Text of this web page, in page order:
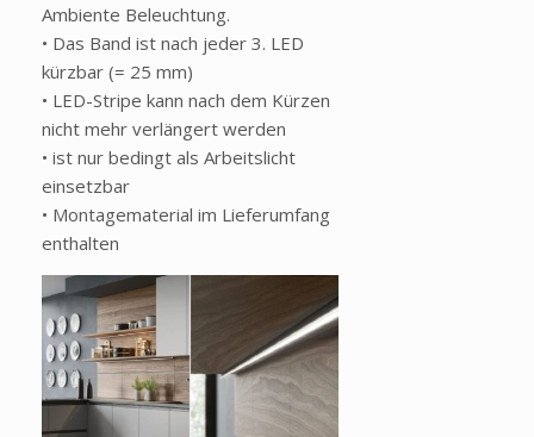
Ambiente Beleuchtung.
• Das Band ist nach jeder 3. LED
kürzbar (= 25 mm)
• LED-Stripe kann nach dem Kürzen
nicht mehr verlängert werden
• ist nur bedingt als Arbeitslicht
einsetzbar
• Montagematerial im Lieferumfang
enthalten